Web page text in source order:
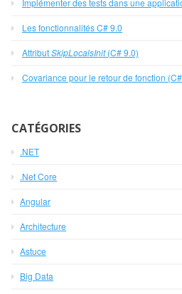
Implémenter des tests dans une
Les fonctionnalités C# 9.0
AttributSkipLocalsInit(C# 9.0)
Covariance pour le retour de fonction
CATÉGORIES
.NET
.Net Core
Angular
Architecture
Astuce
Big Data